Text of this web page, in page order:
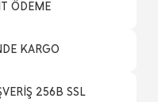
ÖDEME
KARGO
256B SSL